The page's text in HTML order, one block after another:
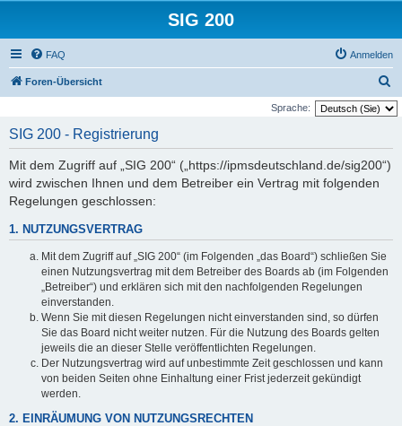
SIG 200
FAQ Anmelden
Foren-Übersicht
u
Sprache:
SIG 200 - Registrierung
Mit dem Zugriff auf „SIG 200“ („https://ipmsdeutschland.de/sig200“)
wird zwischen Ihnen und dem Betreiber ein Vertrag mit folgenden
Regelungen geschlossen:
1. NUTZUNGSVERTRAG
Mit dem Zugriff auf „SIG 200“ (im Folgenden „das Board“) schließen Sie
einen Nutzungsvertrag mit dem Betreiber des Boards ab (im Folgenden
„Betreiber“) und erklären sich mit den nachfolgenden Regelungen
einverstanden.
Wenn Sie mit diesen Regelungen nicht einverstanden sind, so dürfen
Sie das Board nicht weiter nutzen. Für die Nutzung des Boards gelten
jeweils die an dieser Stelle veröffentlichten Regelungen.
Der Nutzungsvertrag wird auf unbestimmte Zeit geschlossen und kann
von beiden Seiten ohne Einhaltung einer Frist jederzeit gekündigt
werden.
2. EINRÄUMUNG VON NUTZUNGSRECHTEN